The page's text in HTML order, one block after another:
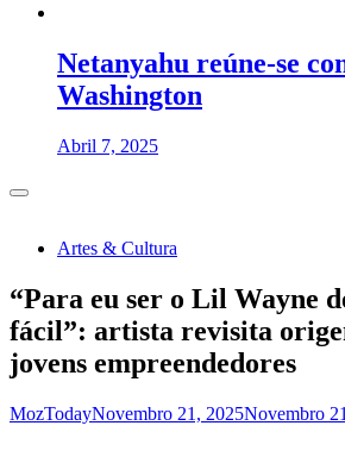
Netanyahu reúne-se
Washington
Abril 7, 2025
Artes & Cultura
“Para eu ser o Lil Wayne
fácil”: artista revisita
jovens empreendedores
MozTodayNovembro 21, 2025Novembro